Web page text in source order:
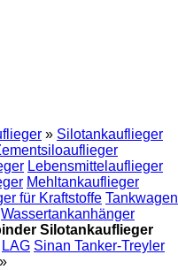
» Silotankauflieger
Lebensmittelauflieger
Mehltankauflieger
für Kraftstoffe Tankwagen
Wassertankanhänger
Silotankauflieger
LAG Sinan Tanker-Treyler
»